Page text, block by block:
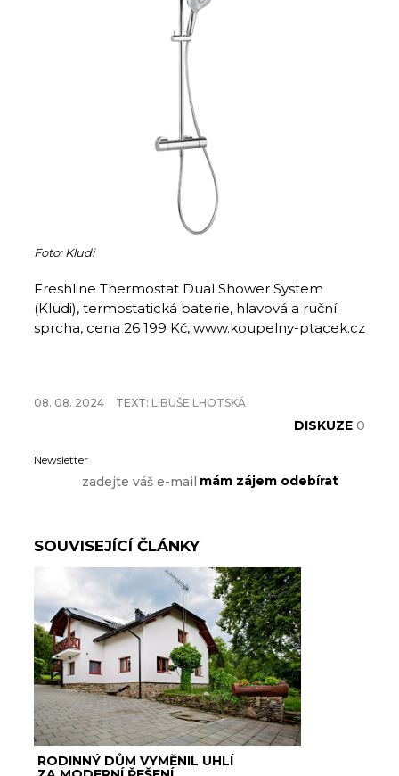
Foto: Kludi
Freshline Thermostat Dual Shower System
(Kludi), termostatická baterie, hlavová a ruční
sprcha, cena 26 199 Kč, www.koupelny-ptacek.cz
08. 08. 2024 TEXT: LIBUŠE LHOTSKÁ
DISKUZE 0
Newsletter
SOUVISEJÍCÍ ČLÁNKY
RODINNÝ DŮM VYMĚNIL UHLÍ